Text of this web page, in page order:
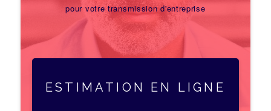
pour votre transmission d'entreprise
ESTIMATION EN LIGNE